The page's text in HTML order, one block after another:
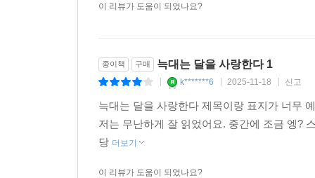
이 리뷰가 도움이 되었나요?
종이책 구매 늑대는 달을 사랑한다 1
k*******6 2025-11-18 신고
늑대는 달을 사랑한다 제목이랑 표지가 너무
저는 무난하게 잘 읽었어요. 중간에 조금 엥?
당 더보기
이 리뷰가 도움이 되었나요?